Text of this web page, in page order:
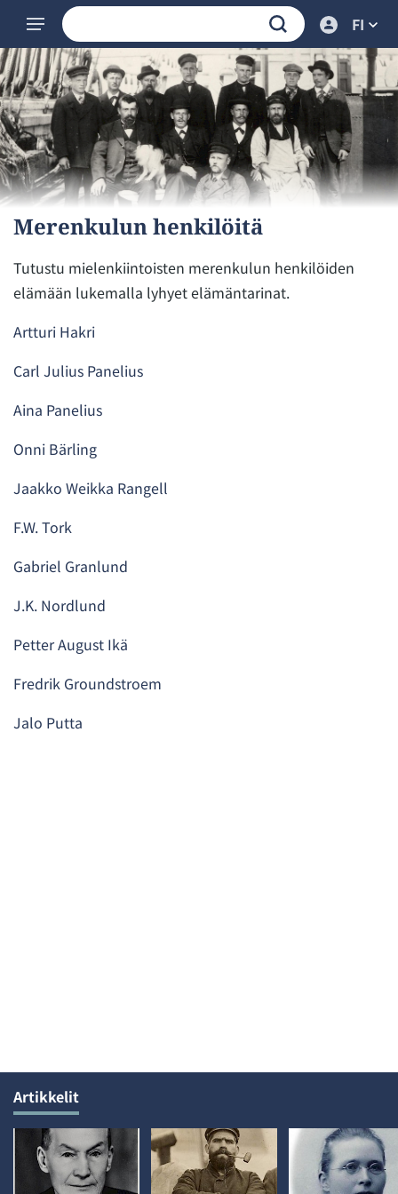
FI
Merenkulun henkilöitä
Tutustu mielenkiintoisten merenkulun henkilöiden
elämään lukemalla lyhyet elämäntarinat.
Artturi Hakri
Carl Julius Panelius
Aina Panelius
Onni Bärling
Jaakko Weikka Rangell
F.W. Tork
Gabriel Granlund
J.K. Nordlund
Petter August Ikä
Fredrik Groundstroem
Jalo Putta
Artikkelit